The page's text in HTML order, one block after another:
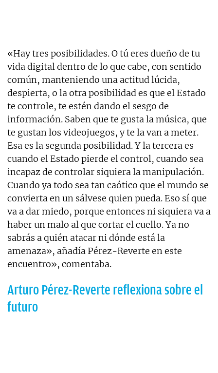
«Hay tres posibilidades. O tú eres dueño de tu
vida digital dentro de lo que cabe, con sentido
común, manteniendo una actitud lúcida,
despierta, o la otra posibilidad es que el Estado
te controle, te estén dando el sesgo de
información. Saben que te gusta la música, que
te gustan los videojuegos, y te la van a meter.
Esa es la segunda posibilidad. Y la tercera es
cuando el Estado pierde el control, cuando sea
incapaz de controlar siquiera la manipulación.
Cuando ya todo sea tan caótico que el mundo se
convierta en un sálvese quien pueda. Eso sí que
va a dar miedo, porque entonces ni siquiera va a
haber un malo al que cortar el cuello. Ya no
sabrás a quién atacar ni dónde está la
amenaza», añadía Pérez-Reverte en este
encuentro», comentaba.
Arturo Pérez-Reverte reflexiona sobre el
futuro